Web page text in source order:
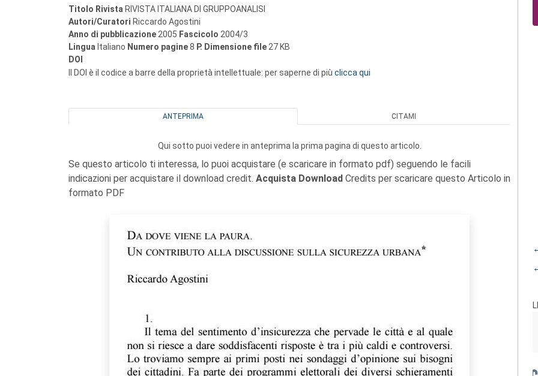
Titolo Rivista RIVISTA ITALIANA DI GRUPPOANALISI
Autori/Curatori Riccardo Agostini
Anno di pubblicazione 2005 Fascicolo 2004/3
Lingua Italiano Numero pagine8 P. Dimensione file 27 KB
DOI
Il DOI è il codice a barre della proprietà intellettuale: per saperne di più clicca qui
ANTEPRIMA CITAMI
Qui sotto puoi vedere in anteprima la prima pagina di questo articolo.
Se questo articolo ti interessa, lo puoi acquistare (e scaricare in formato pdf) seguendo le facili
indicazioni per acquistare il download credit. Acquista Download Credits per scaricare questo Articolo in
formato PDF